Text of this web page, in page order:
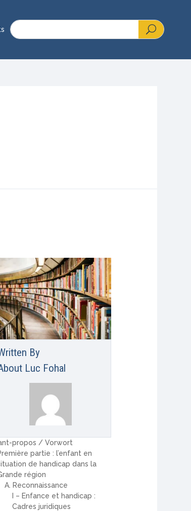
By
Luc Fohal
propos / Vorwort
partie : l’enfant en
de handicap dans la
région
A. Reconnaissance
I – Enfance et handicap :
Cadres juridiques